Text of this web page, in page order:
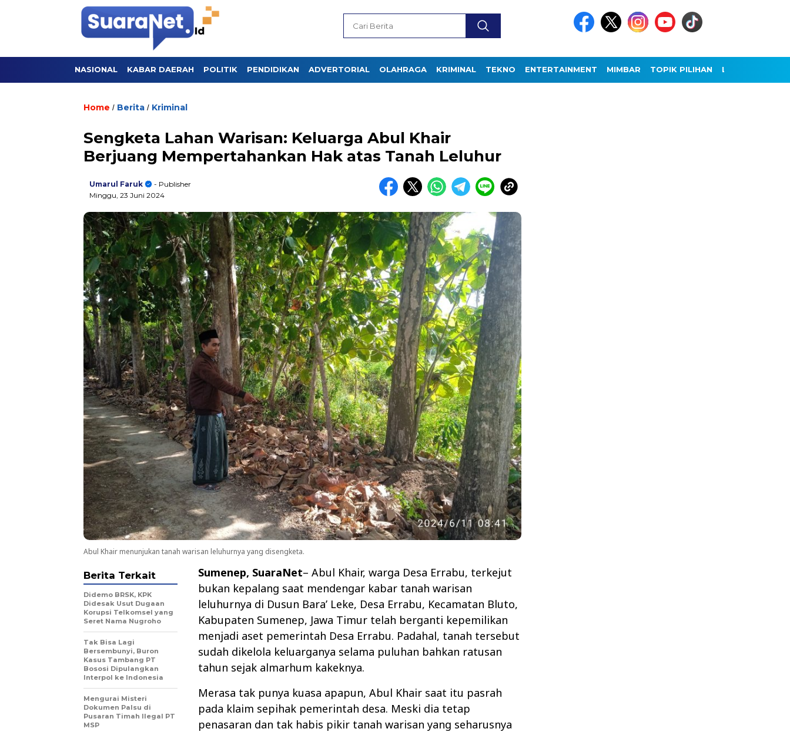
NASIONAL KABAR DAERAH POLITIK PENDIDIKAN ADVERTORIAL OLAHRAGA KRIMINAL TEKNO ENTERTAINMENT MIMBAR TOPIK PILIHAN LAINNYA
Home / Berita / Kriminal
Sengketa Lahan Warisan: Keluarga Abul Khair
Berjuang Mempertahankan Hak atas Tanah Leluhur
Umarul Faruk
- Publisher
Minggu, 23 Juni 2024
Abul Khair menunjukan tanah warisan leluhurnya yang disengketa.
Sumenep, SuaraNet– Abul Khair, warga Desa Errabu, terkejut
bukan kepalang saat mendengar kabar tanah warisan
leluhurnya di Dusun Bara’ Leke, Desa Errabu, Kecamatan Bluto,
Kabupaten Sumenep, Jawa Timur telah berganti kepemilikan
menjadi aset pemerintah Desa Errabu. Padahal, tanah tersebut
sudah dikelola keluarganya selama puluhan bahkan ratusan
tahun sejak almarhum kakeknya.
Merasa tak punya kuasa apapun, Abul Khair saat itu pasrah
pada klaim sepihak pemerintah desa. Meski dia tetap
penasaran dan tak habis pikir tanah warisan yang seharusnya
Berita Terkait
Didemo BRSK, KPK
Didesak Usut Dugaan
Korupsi Telkomsel yang
Seret Nama Nugroho
Tak Bisa Lagi
Bersembunyi, Buron
Kasus Tambang PT
Bososi Dipulangkan
Interpol ke Indonesia
Mengurai Misteri
Dokumen Palsu di
Pusaran Timah Ilegal PT
MSP